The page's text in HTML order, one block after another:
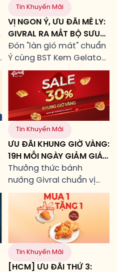
Tin Khuyến Mãi
VỊ NGON Ý, ƯU ĐÃI MÊ LY:
GIVRAL RA MẮT BỘ SƯU
TẬP KEM GELATO MỚI
ĐẬM CHẤT NHIỆT ĐỚI
Đón "làn gió mát" chuẩn
Ý cùng BST Kem Gelato
Mới từ Givral! Thưởng
thức hương vị trái cây
nguyên bản và nhận
ngay ưu đãi ĐẶC QUYỀN:
Tặng 1 kem Gelato miễn
phí!Tin Khuyến Mãi
ƯU ĐÃI KHUNG GIỜ VÀNG:
19H MỖI NGÀY GIẢM GIÁ
30%
Thưởng thức bánh
nướng Givral chuẩn vị
Pháp với ưu đãi giảm
30% từ 19h mỗi ngày, áp
dụng khi mua trực tiếp
tại cửa hàng.
Tin Khuyến Mãi
[HCM] ƯU ĐÃI THỨ 3: